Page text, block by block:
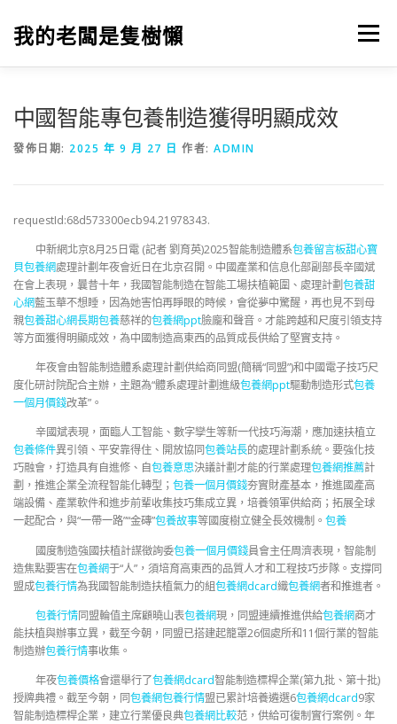
我的老闆是隻樹懶 選單
中國智能專包養制造獲得明顯成效
發佈日期: 2025 年 9 月 27 日 作者: ADMIN
requestId:68d573300ecb94.21978343.
中新網北京8月25日電 (記者 劉育英)2025智能制造體系包養留言板甜心寶
貝包養網處理計劃年夜會近日在北京召開。中國產業和信息化部副部長辛國斌
在會上表現，曩昔十年，我國智能制造在智能工場扶植範圍、處理計劃包養甜
心網藍玉華不想睡，因為她害怕再睜眼的時候，會從夢中驚醒，再也見不到母
親包養甜心網長期包養慈祥的包養網ppt臉龐和聲音。才能跨越和尺度引領支持
等方面獲得明顯成效，為中國制造高東西的品質成長供給了堅實支持。
年夜會由智能制造體系處理計劃供給商同盟(簡稱“同盟”)和中國電子技巧尺
度化研討院配合主辦，主題為“體系處理計劃進級包養網ppt驅動制造形式包養
一個月價錢改革”。
辛國斌表現，面臨人工智能、數字孿生等新一代技巧海潮，應加速扶植立
包養條件異引領、平安靠得住、開放協同包養站長的處理計劃系統。要強化技
巧融會，打造具有自進修、自包養意思決議計劃才能的行業處理包養網推薦計
劃，推進企業全流程智能化轉型； 包養一個月價錢夯實財產基本，推進國產高
端設備、產業軟件和進步前輩收集技巧集成立異，培養領軍供給商；拓展全球
一起配合，與“一帶一路”“金磚”包養故事等國度樹立健全長效機制。 包養
國度制造強國扶植計謀徵詢委包養一個月價錢員會主任周濟表現，智能制
造焦點要害在包養網于“人”，須培育高東西的品質人才和工程技巧步隊。支撐同
盟成包養行情為我國智能制造扶植氣力的組包養網dcard織包養網者和推進者。
包養行情同盟輪值主席顧曉山表包養網現，同盟連續推進供給包養網商才
能扶植與辦事立異，截至今朝，同盟已搭建起籠罩26個處所和11個行業的智能
制造辦包養行情事收集。
年夜包養價格會還舉行了包養網dcard智能制造標桿企業(第九批、第十批)
授牌典禮。截至今朝，同包養網包養行情盟已累計培養遴選6包養網dcard9家
智能制造標桿企業，建立行業優良典包養網比較范，供給可復制實行案例。年